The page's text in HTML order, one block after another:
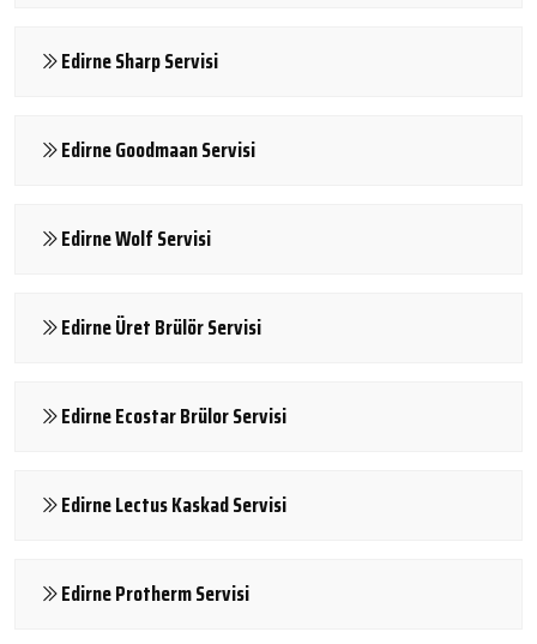
Edirne Sharp Servisi
Edirne Goodmaan Servisi
Edirne Wolf Servisi
Edirne Üret Brülör Servisi
Edirne Ecostar Brülor Servisi
Edirne Lectus Kaskad Servisi
Edirne Protherm Servisi